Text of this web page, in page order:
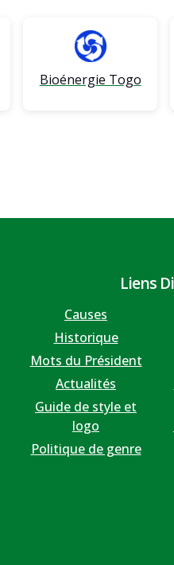
Bioénergie Togo
Liens
Causes
Historique
Mots du Président
Actualités
Guide de style et
logo
Politique de genre